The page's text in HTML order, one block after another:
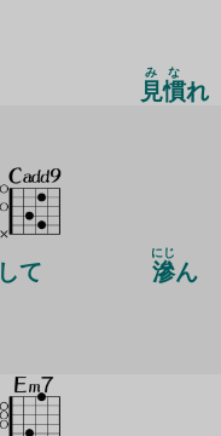
見
み
慣
な
れ
して 滲
にじ
ん